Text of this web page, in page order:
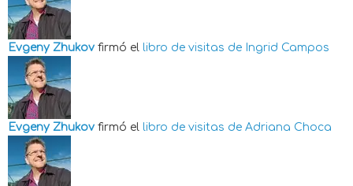
Evgeny Zhukov firmó el libro de visitas de Ingrid Campos
Evgeny Zhukov firmó el libro de visitas de Adriana Choca